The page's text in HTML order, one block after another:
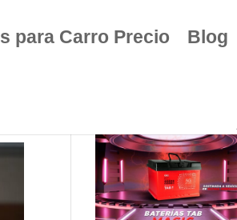
para Carro Precio Blog